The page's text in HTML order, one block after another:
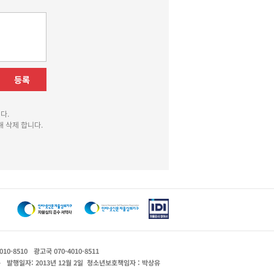
등록
.
삭제 합니다.
8510
광고국 070-4010-8511
발행일자: 2013년 12월 2일 청소년보호책임자 : 박상유